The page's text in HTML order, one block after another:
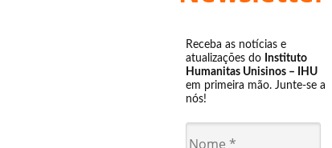
Receba as notícias e
atualizações do Instituto
Humanitas Unisinos – IHU
em primeira mão. Junte-se a
nós!